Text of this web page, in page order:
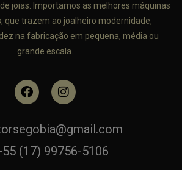
joias. Importamos as melhores máquinas
que trazem ao joalheiro modernidade,
na fabricação em pequena, média ou
grande escala.
(17) 99756-5106